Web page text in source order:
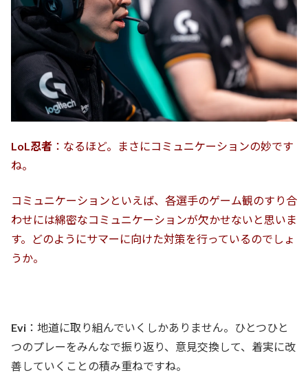
LoL忍者 ：なるほど。まさにコミュニケーションの妙です
ね。
コミュニケーションといえば、各選手のゲーム観のすり合
わせには綿密なコミュニケーションが欠かせないと思いま
す。どのようにサマーに向けた対策を行っているのでしょ
うか。
Evi ：地道に取り組んでいくしかありません。ひとつひと
つのプレーをみんなで振り返り、意見交換して、着実に改
善していくことの積み重ねですね。